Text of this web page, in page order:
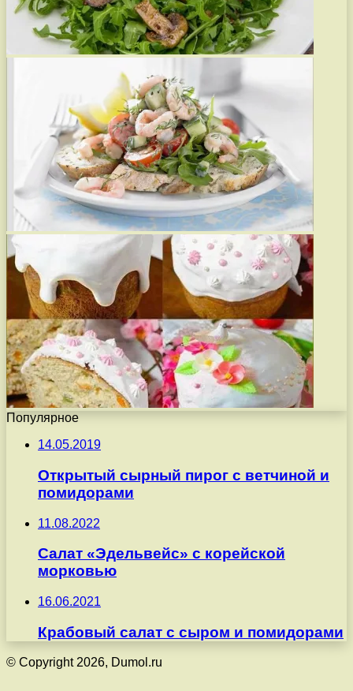
Популярное
14.05.2019
Открытый сырный пирог с ветчиной и
помидорами
11.08.2022
Салат «Эдельвейс» с корейской
морковью
16.06.2021
Крабовый салат с сыром и помидорами
© Copyright 2026, Dumol.ru